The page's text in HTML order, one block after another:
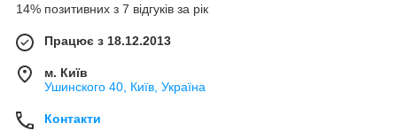
14% позитивних з 7 відгуків за рік
Працює з 18.12.2013
м. Київ
Ушинского 40, Київ, Україна
Контакти